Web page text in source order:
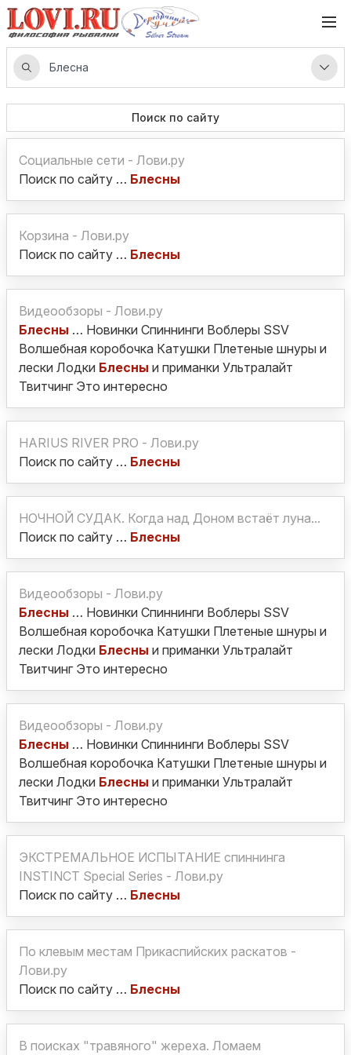
Поиск по сайту
Социальные сети - Лови.ру
Поиск по сайту … Блесны
Корзина - Лови.ру
Поиск по сайту … Блесны
Видеообзоры - Лови.ру
Блесны … Новинки Спиннинги Воблеры SSV
Волшебная коробочка Катушки Плетеные шнуры и
лески Лодки Блесны и приманки Ультралайт
Твитчинг Это интересно
HARIUS RIVER PRO - Лови.ру
Поиск по сайту … Блесны
НОЧНОЙ СУДАК. Когда над Доном встаёт луна...
Поиск по сайту … Блесны
Видеообзоры - Лови.ру
Блесны … Новинки Спиннинги Воблеры SSV
Волшебная коробочка Катушки Плетеные шнуры и
лески Лодки Блесны и приманки Ультралайт
Твитчинг Это интересно
Видеообзоры - Лови.ру
Блесны … Новинки Спиннинги Воблеры SSV
Волшебная коробочка Катушки Плетеные шнуры и
лески Лодки Блесны и приманки Ультралайт
Твитчинг Это интересно
ЭКСТРЕМАЛЬНОЕ ИСПЫТАНИЕ спиннинга
INSTINCT Special Series - Лови.ру
Поиск по сайту … Блесны
По клевым местам Прикаспийских раскатов -
Лови.ру
Поиск по сайту … Блесны
В поисках "травяного" жереха. Ломаем